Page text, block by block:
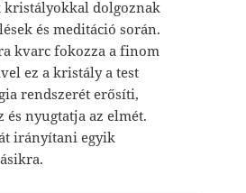
kristályokkal dolgoznak
és meditáció során.
kvarc fokozza a finom
ez a kristály a test
rendszerét erősíti,
és nyugtatja az elmét.
irányítani egyik